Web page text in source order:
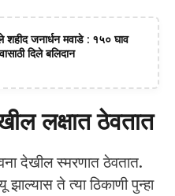
शहीद जनार्धन मवाडे : १५० घाव
दिले बलिदान
लक्षात ठेवतात
देखील स्मरणात ठेवतात.
ते त्या ठिकाणी पुन्हा